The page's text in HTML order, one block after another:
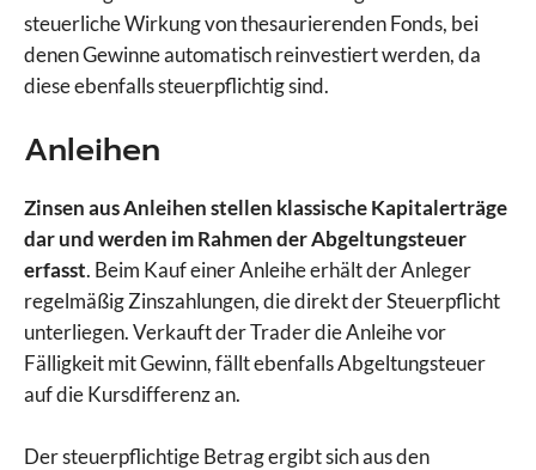
steuerliche Wirkung von thesaurierenden Fonds, bei
denen Gewinne automatisch reinvestiert werden, da
diese ebenfalls steuerpflichtig sind.
Anleihen
Zinsen aus Anleihen stellen klassische Kapitalerträge
dar und werden im Rahmen der Abgeltungsteuer
erfasst. Beim Kauf einer Anleihe erhält der Anleger
regelmäßig Zinszahlungen, die direkt der Steuerpflicht
unterliegen. Verkauft der Trader die Anleihe vor
Fälligkeit mit Gewinn, fällt ebenfalls Abgeltungsteuer
auf die Kursdifferenz an.
Der steuerpflichtige Betrag ergibt sich aus den